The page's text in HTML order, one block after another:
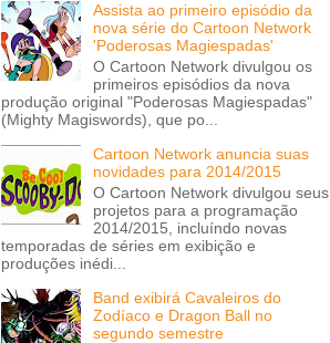
Assista ao primeiro episódio da
nova série do Cartoon Network
'Poderosas Magiespadas'
O Cartoon Network divulgou os
primeiros episódios da nova
produção original "Poderosas Magiespadas"
(Mighty Magiswords), que po...
Cartoon Network anuncia suas
novidades para 2014/2015
O Cartoon Network divulgou seus
projetos para a programação
2014/2015, incluíndo novas
temporadas de séries em exibição e
produções inédi...
Band exibirá Cavaleiros do
Zodíaco e Dragon Ball no
segundo semestre